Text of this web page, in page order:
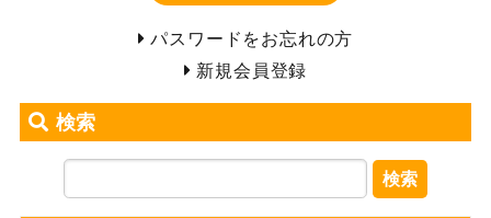
パスワードをお忘れの方
新規会員登録
検索
検索